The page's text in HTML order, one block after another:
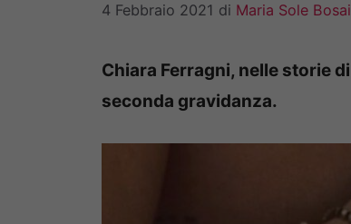
4 Febbraio 2021 di Maria Sole
Chiara Ferragni, nelle storie
seconda gravidanza.